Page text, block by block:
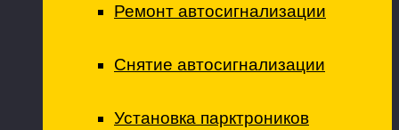
Ремонт автосигнализации
Снятие автосигнализации
Установка парктроников